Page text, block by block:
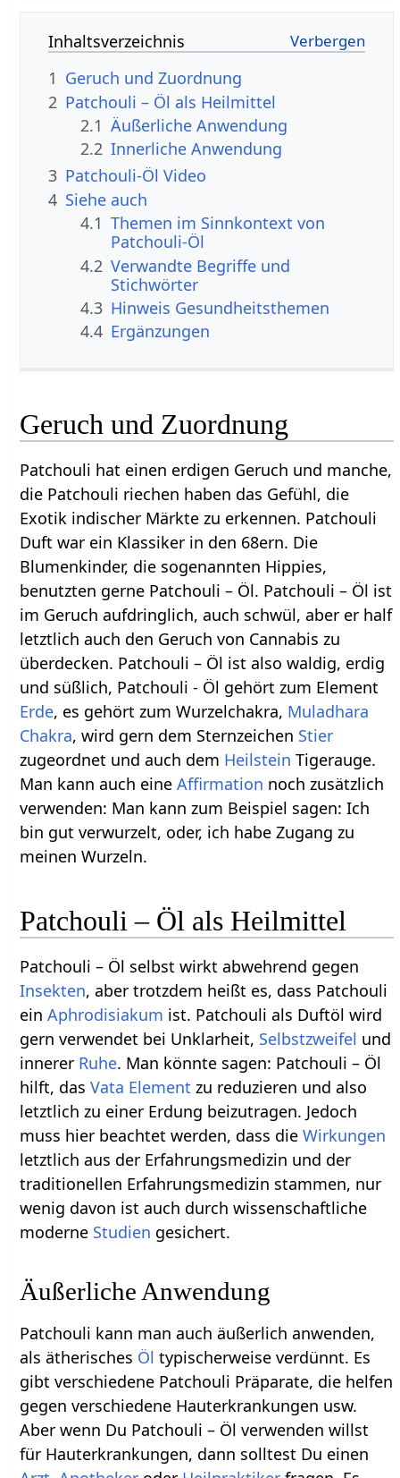
Inhaltsverzeichnis
1 Geruch und Zuordnung
2 Patchouli – Öl als Heilmittel
2.1 Äußerliche Anwendung
2.2 Innerliche Anwendung
3 Patchouli-Öl Video
4 Siehe auch
4.1 Themen im Sinnkontext von
Patchouli-Öl
4.2 Verwandte Begriffe und
Stichwörter
4.3 Hinweis Gesundheitsthemen
4.4 Ergänzungen
Geruch und Zuordnung
Patchouli hat einen erdigen Geruch und manche,
die Patchouli riechen haben das Gefühl, die
Exotik indischer Märkte zu erkennen. Patchouli
Duft war ein Klassiker in den 68ern. Die
Blumenkinder, die sogenannten Hippies,
benutzten gerne Patchouli – Öl. Patchouli – Öl ist
im Geruch aufdringlich, auch schwül, aber er half
letztlich auch den Geruch von Cannabis zu
überdecken. Patchouli – Öl ist also waldig, erdig
und süßlich, Patchouli - Öl gehört zum Element
Erde, es gehört zum Wurzelchakra, Muladhara
Chakra, wird gern dem Sternzeichen Stier
zugeordnet und auch dem Heilstein Tigerauge.
Man kann auch eineAffirmation noch zusätzlich
verwenden: Man kann zum Beispiel sagen: Ich
bin gut verwurzelt, oder, ich habe Zugang zu
meinen Wurzeln.
Patchouli – Öl als Heilmittel
Patchouli – Öl selbst wirkt abwehrend gegen
Insekten, aber trotzdem heißt es, dass Patchouli
einAphrodisiakum ist. Patchouli als Duftöl wird
gern verwendet bei Unklarheit, Selbstzweifel und
innerer Ruhe. Man könnte sagen: Patchouli – Öl
hilft, dasVata Element zu reduzieren und also
letztlich zu einer Erdung beizutragen. Jedoch
muss hier beachtet werden, dass dieWirkungen
letztlich aus der Erfahrungsmedizin und der
traditionellen Erfahrungsmedizin stammen, nur
wenig davon ist auch durch wissenschaftliche
moderne Studien gesichert.
Äußerliche Anwendung
Patchouli kann man auch äußerlich anwenden,
als ätherisches Öl typischerweise verdünnt. Es
gibt verschiedene Patchouli Präparate, die helfen
gegen verschiedene Hauterkrankungen usw.
Aber wenn Du Patchouli – Öl verwenden willst
für Hauterkrankungen, dann solltest Du einen